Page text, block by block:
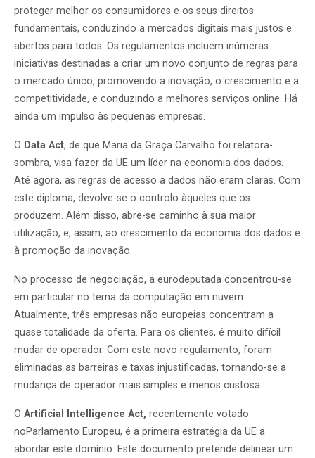
proteger melhor os consumidores e os seus direitos
fundamentais, conduzindo a mercados digitais mais justos e
abertos para todos. Os regulamentos incluem inúmeras
iniciativas destinadas a criar um novo conjunto de regras para
o mercado único, promovendo a inovação, o crescimento e a
competitividade, e conduzindo a melhores serviços online. Há
ainda um impulso às pequenas empresas.
O Data Act, de que Maria da Graça Carvalho foi relatora-
sombra, visa fazer da UE um líder na economia dos dados.
Até agora, as regras de acesso a dados não eram claras. Com
este diploma, devolve-se o controlo àqueles que os
produzem. Além disso, abre-se caminho à sua maior
utilização, e, assim, ao crescimento da economia dos dados e
à promoção da inovação.
No processo de negociação, a eurodeputada concentrou-se
em particular no tema da computação em nuvem.
Atualmente, três empresas não europeias concentram a
quase totalidade da oferta. Para os clientes, é muito difícil
mudar de operador. Com este novo regulamento, foram
eliminadas as barreiras e taxas injustificadas, tornando-se a
mudança de operador mais simples e menos custosa.
O Artificial Intelligence Act, recentemente votado
noParlamento Europeu, é a primeira estratégia da UE a
abordar este domínio. Este documento pretende delinear um